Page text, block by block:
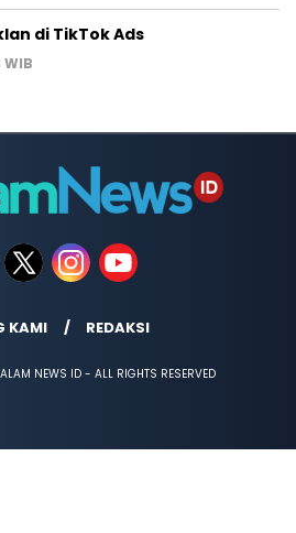
di TikTok Ads
KAMI REDAKSI
NEWS ID - ALL RIGHTS RESERVED